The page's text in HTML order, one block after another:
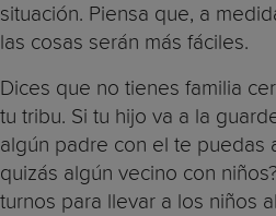
situación. Piensa que, a
las cosas serán más fáciles.
Dices que no tienes familia
tu tribu. Si tu hijo va a la
algún padre con el te puedas
quizás algún vecino con
turnos para llevar a los niños